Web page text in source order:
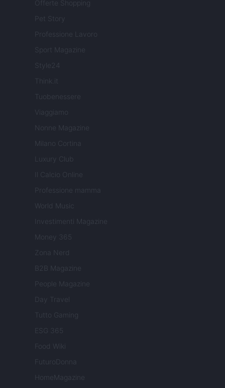
Offerte Shopping
Pet Story
Professione Lavoro
Sport Magazine
Style24
Think.it
Tuobenessere
Viaggiamo
Nonne Magazine
Milano Cortina
Luxury Club
Il Calcio Online
Professione mamma
World Music
Investimenti Magazine
Money 365
Zona Nerd
B2B Magazine
People Magazine
Day Travel
Tutto Gaming
ESG 365
Food Wiki
FuturoDonna
HomeMagazine